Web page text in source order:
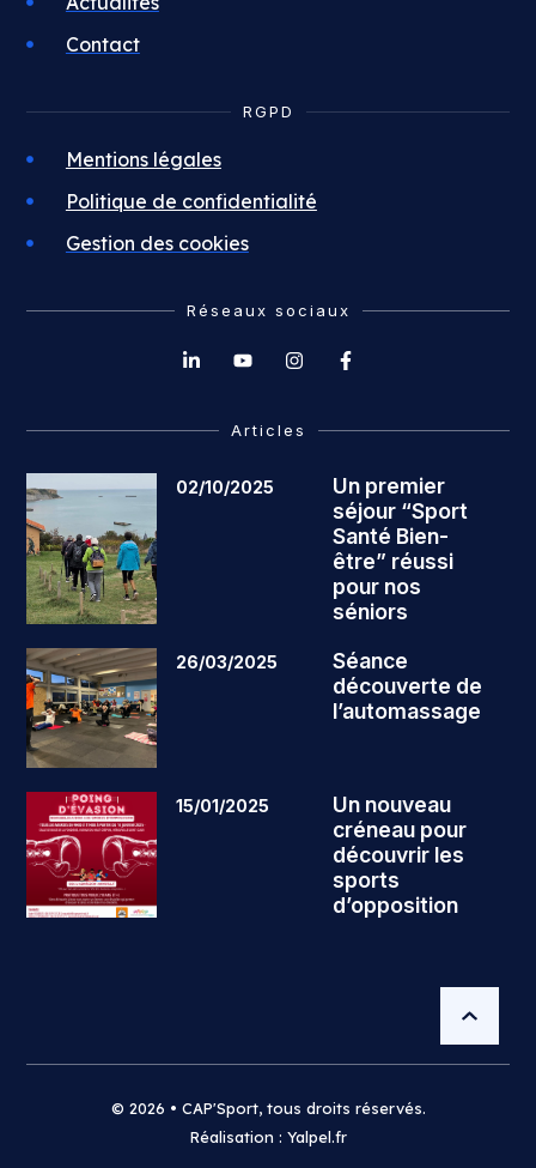
Contact
RGPD
Mentions légales
Politique de confidentialité
Gestion des cookies
Réseaux sociaux
Articles
02/10/2025
Un premier
séjour “Sport
Santé Bien-
être” réussi
pour nos
séniors
26/03/2025
Séance
découverte de
l’automassage
15/01/2025
Un nouveau
créneau pour
découvrir les
sports
d’opposition
© 2026 • CAP'Sport, tous droits réservés.
Réalisation : Yalpel.fr